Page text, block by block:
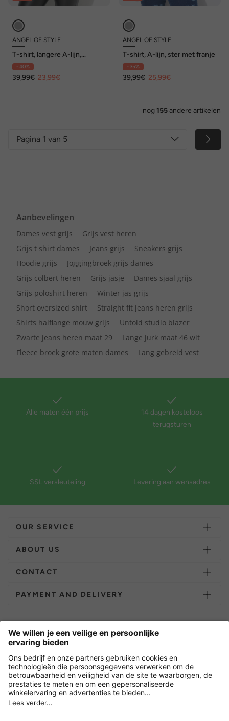
ANGEL OF STYLE
T-shirt, langere A-lijn,
doodskop-kaarten
- 40%
39,99€ 23,99€
ANGEL OF STYLE
T-shirt, A-lijn, ster met franje
- 35%
39,99€ 25,99€
nog 155andere artikelen
Pagina 1 van 5
Aanbevelingen
Dames vest grijs
Grijs vest heren
Grijs t shirt dames
Jeans grijs
Sneakers grijs
Hoodie grijs
Joggingbroek grijs dames
Grijs colbert heren
Grijs jasje
Dames sjaal grijs
Grijs poloshirt heren
Winter jas grijs
Short oversized shirt
Straight fit jeans heren grijs
Shirts halflange mouw grijs
Untold studio blazer
Zwarte jeans heren maat 29
Lange jurk maat 46 wit
Fleece broek grote maten dames
Lang gebreid vest
Alle maten één prijs
14 dagen kosteloos
terugsturen
SSL versleuteling Levering aan wensadres
OUR SERVICE
ABOUT US
CONTACT
PAYMENT AND DELIVERY
Nederland
Versleuteling met